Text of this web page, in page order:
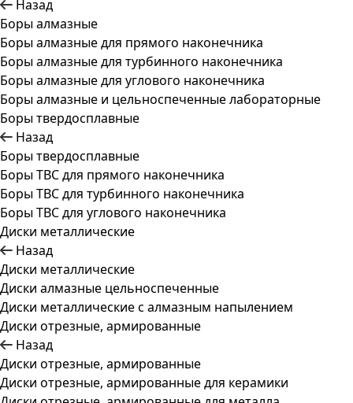
Назад
Боры алмазные
Боры алмазные для прямого наконечника
Боры алмазные для турбинного наконечника
Боры алмазные для углового наконечника
Боры алмазные и цельноспеченные лабораторные
Боры твердосплавные
Назад
Боры твердосплавные
Боры ТВС для прямого наконечника
Боры ТВС для турбинного наконечника
Боры ТВС для углового наконечника
Диски металлические
Назад
Диски металлические
Диски алмазные цельноспеченные
Диски металлические с алмазным напылением
Диски отрезные, армированные
Назад
Диски отрезные, армированные
Диски отрезные, армированные для керамики